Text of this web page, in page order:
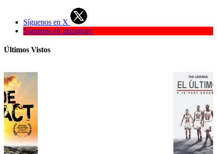
Síguenos en X
Síguenos en Instagram
Últimos Vistos